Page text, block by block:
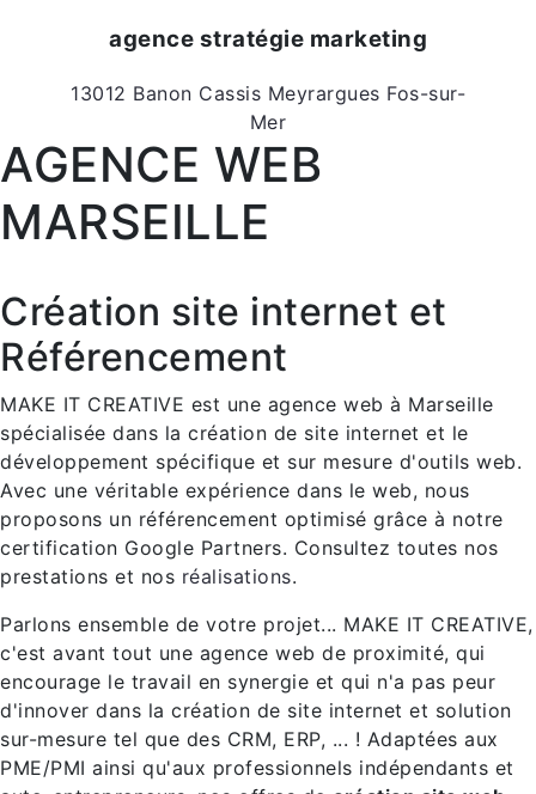
agence stratégie marketing
13012 Banon Cassis Meyrargues Fos-sur-
Mer
AGENCE WEB
MARSEILLE
Création site internet et
Référencement
MAKE IT CREATIVE est une agence web à Marseille
spécialisée dans la création de site internet et le
développement spécifique et sur mesure d'outils web.
Avec une véritable expérience dans le web, nous
proposons un référencement optimisé grâce à notre
certification Google Partners. Consultez toutes nos
prestations et nos réalisations.
Parlons ensemble de votre projet... MAKE IT CREATIVE,
c'est avant tout une agence web de proximité, qui
encourage le travail en synergie et qui n'a pas peur
d'innover dans la création de site internet et solution
sur-mesure tel que des CRM, ERP, ... ! Adaptées aux
PME/PMI ainsi qu'aux professionnels indépendants et